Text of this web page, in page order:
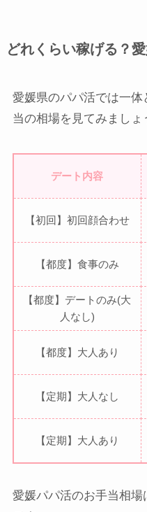
どれくらい稼げる？
愛媛県のパパ活では一
当の相場を見てみましょ
デート内容
【初回】初回顔合わせ
【都度】食事のみ
【都度】デートのみ(大
人なし)
【都度】大人あり
【定期】大人なし
【定期】大人あり
愛媛パパ活のお手当相